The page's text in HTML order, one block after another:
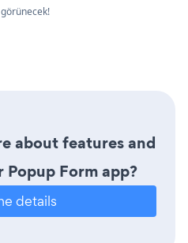
about features and
Form app?
details